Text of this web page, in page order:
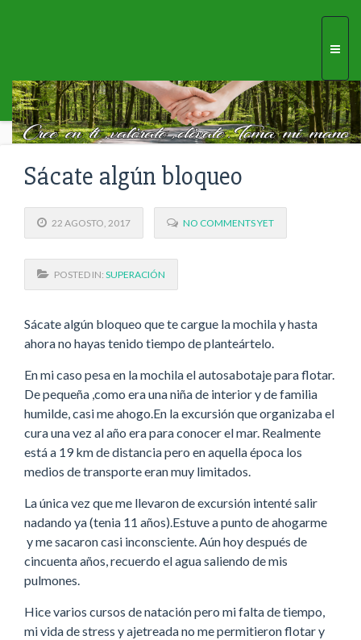
Sácate algún bloqueo
22 AGOSTO, 2017 NO COMMENTS YET
POSTED IN: SUPERACIÓN
Sácate algún bloqueo que te cargue la mochila y hasta
ahora no hayas tenido tiempo de planteártelo.
En mi caso pesa en la mochila el autosabotaje para flotar.
De pequeña ,como era una niña de interior y de familia
humilde, casi me ahogo.En la excursión que organizaba el
cura una vez al año era para conocer el mar. Realmente
está a 19 km de distancia pero en aquella época los
medios de transporte eran muy limitados.
La única vez que me llevaron de excursión intenté salir
nadando ya (tenia 11 años).Estuve a punto de ahogarme
y me sacaron casi inconsciente. Aún hoy después de
cincuenta años, recuerdo el agua saliendo de mis
pulmones.
Hice varios cursos de natación pero mi falta de tiempo,
mi vida de stress y ajetreada no me permitieron flotar y